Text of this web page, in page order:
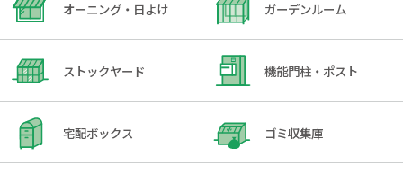
オーニング・日よけ ガーデンルーム
ストックヤード 機能門柱・ポスト
宅配ボックス ゴミ収集庫